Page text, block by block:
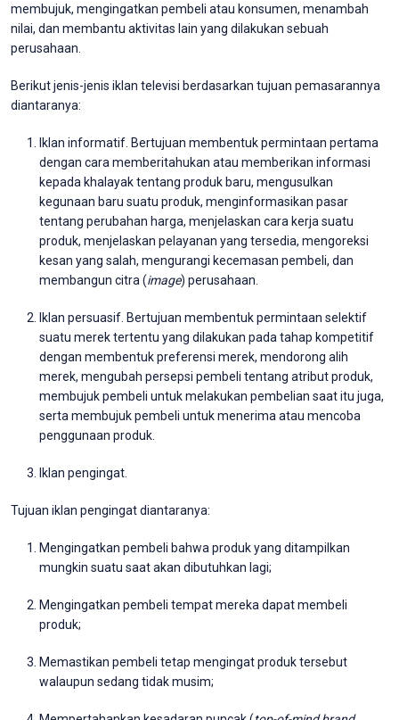
membujuk, mengingatkan pembeli atau konsumen, menambah
nilai, dan membantu aktivitas lain yang dilakukan sebuah
perusahaan.
Berikut jenis-jenis iklan televisi berdasarkan tujuan pemasarannya
diantaranya:
Iklan informatif. Bertujuan membentuk permintaan pertama
dengan cara memberitahukan atau memberikan informasi
kepada khalayak tentang produk baru, mengusulkan
kegunaan baru suatu produk, menginformasikan pasar
tentang perubahan harga, menjelaskan cara kerja suatu
produk, menjelaskan pelayanan yang tersedia, mengoreksi
kesan yang salah, mengurangi kecemasan pembeli, dan
membangun citra (image) perusahaan.
Iklan persuasif. Bertujuan membentuk permintaan selektif
suatu merek tertentu yang dilakukan pada tahap kompetitif
dengan membentuk preferensi merek, mendorong alih
merek, mengubah persepsi pembeli tentang atribut produk,
membujuk pembeli untuk melakukan pembelian saat itu juga,
serta membujuk pembeli untuk menerima atau mencoba
penggunaan produk.
Iklan pengingat.
Tujuan iklan pengingat diantaranya:
Mengingatkan pembeli bahwa produk yang ditampilkan
mungkin suatu saat akan dibutuhkan lagi;
Mengingatkan pembeli tempat mereka dapat membeli
produk;
Memastikan pembeli tetap mengingat produk tersebut
walaupun sedang tidak musim;